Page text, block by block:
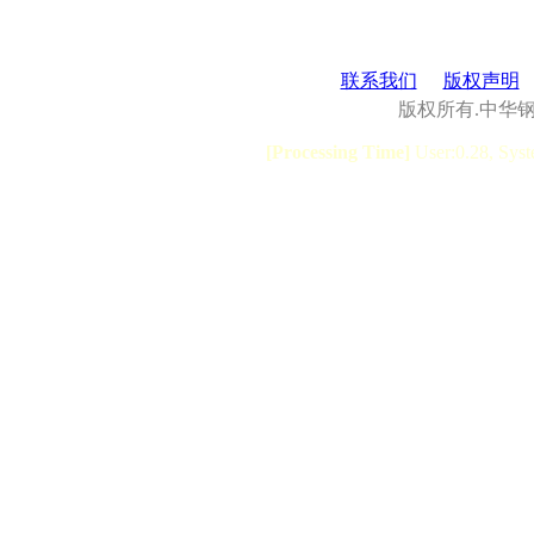
联系我们
版权声明
版权所有.中华
[Processing Time] User:0.28,